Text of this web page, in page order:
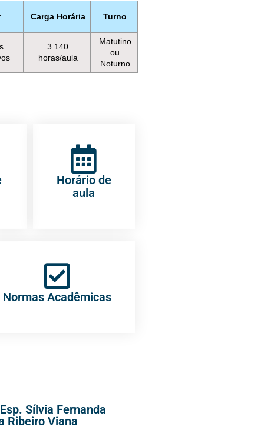
Carga Horária Turno
3.140
horas/aula
Matutino
ou
Noturno
Horário de
aula
Normas Acadêmicas
Sílvia Fernanda
Ribeiro Viana